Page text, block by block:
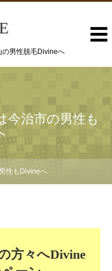
の男性脱毛Divineへ
今治市の男性も
性もDivineへ
方々へDivine